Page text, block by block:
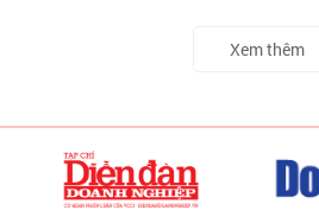
Xem thêm